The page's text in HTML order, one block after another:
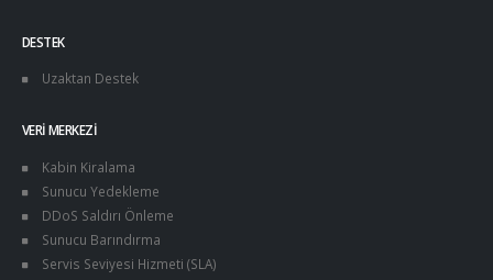
DESTEK
Uzaktan Destek
VERI MERKEZI
Kabin Kiralama
Sunucu Yedekleme
DDoS Saldırı Önleme
Sunucu Barındırma
Servis Seviyesi Hizmeti (SLA)